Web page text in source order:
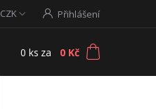
CZK Přihlášení
0 ks za 0 Kč